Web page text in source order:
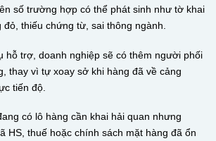
số trường hợp có thể phát sinh như tờ khai
đỏ, thiếu chứng từ, sai thông ngành.
hỗ trợ, doanh nghiệp sẽ có thêm người phối
thay vì tự xoay sở khi hàng đã về cảng
tiến độ.
có lô hàng cần khai hải quan nhưng
HS, thuế hoặc chính sách mặt hàng đã ổn